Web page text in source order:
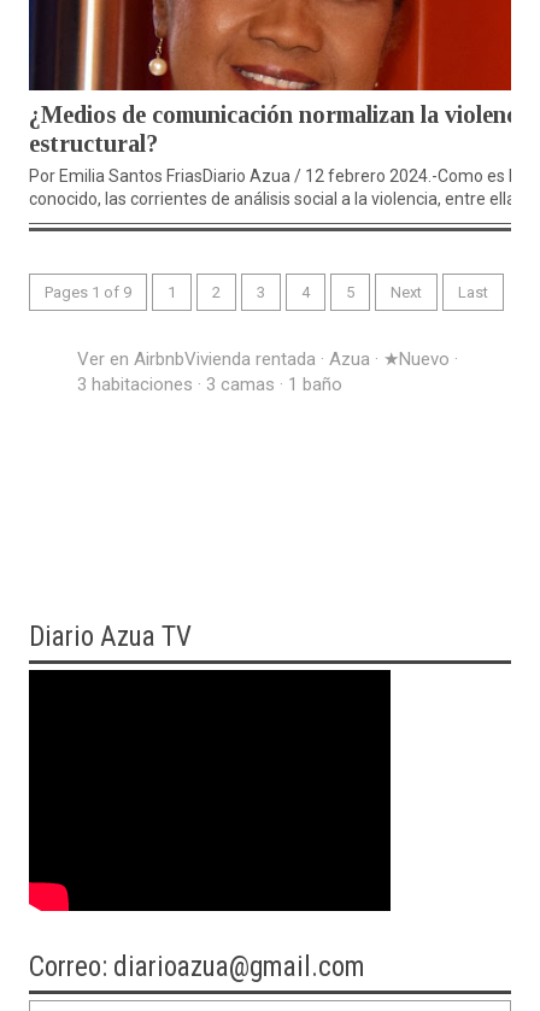
¿Medios de comunicación normalizan la violencia
estructural?
Por Emilia Santos FriasDiario Azua / 12 febrero 2024.-Como es bien
conocido, las corrientes de análisis social a la violencia, entre ellas...
Pages 1 of 9 1 2 3 4 5 Next Last
Ver en AirbnbVivienda rentada · Azua · ★Nuevo ·
3 habitaciones · 3 camas · 1 baño
Diario Azua TV
Correo: diarioazua@gmail.com